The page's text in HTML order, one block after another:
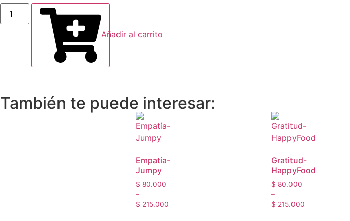
Añadir al carrito
También te puede interesar:
Empatía-
Jumpy
$ 80.000
–
$ 215.000
Gratitud-
HappyFood
$ 80.000
–
$ 215.000